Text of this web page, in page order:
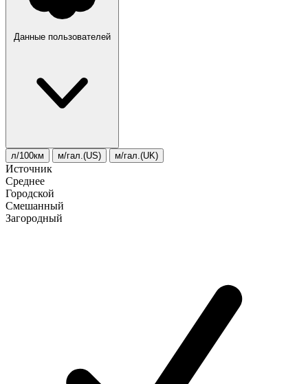
Данные пользователей
л/100км м/гал.(US) м/гал.(UK)
Источник
Среднее
Городской
Смешанный
Загородный